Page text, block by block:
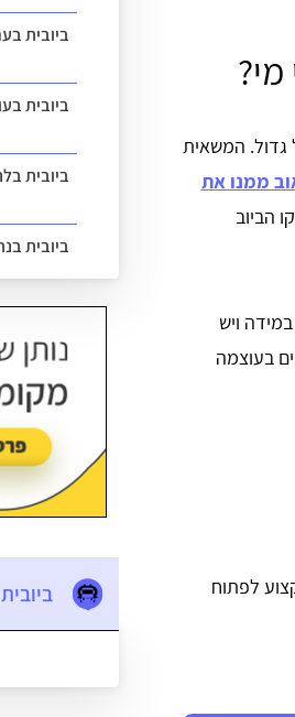
גדול. המשאית
ממנו את
הביוב
ויש
בעוצמה
לפתוח
ביובית
ביובית
ביובית
ביובית